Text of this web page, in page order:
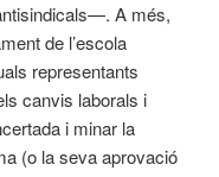
A més,
de l’escola
representants
canvis laborals i
i minar la
(o la seva aprovació